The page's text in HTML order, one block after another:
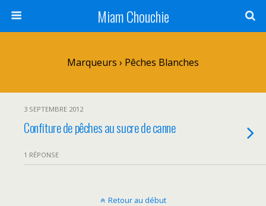
Miam Chouchie
Marqueurs › Pêches Blanches
3 SEPTEMBRE 2012
Confiture de pêches au sucre de canne
1 RÉPONSE
Retour au début